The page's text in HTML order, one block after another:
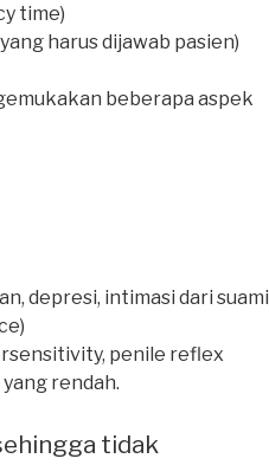
time)
harus dijawab pasien)
beberapa aspek
depresi, intimasi dari suami
penile reflex
rendah.
tidak